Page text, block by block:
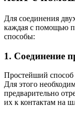
Для соединения
каждая с помощью
способы:
1. Соединение
Простейший способ
Для этого
предварительно
их к контактам на